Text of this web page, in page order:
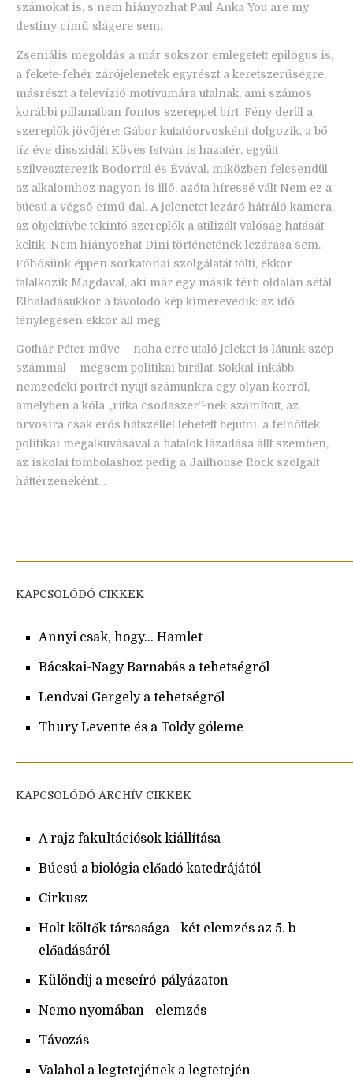
számokat is, s nem hiányozhat Paul Anka You are my
destiny című slágere sem.
Zseniális megoldás a már sokszor emlegetett epilógus is,
a fekete-fehér zárójelenetek egyrészt a keretszerűségre,
másrészt a televízió motívumára utalnak, ami számos
korábbi pillanatban fontos szereppel bírt. Fény derül a
szereplők jövőjére: Gábor kutatóorvosként dolgozik, a bő
tíz éve disszidált Köves István is hazatér, együtt
szilveszterezik Bodorral és Évával, miközben felcsendül
az alkalomhoz nagyon is illő, azóta híressé vált Nem ez a
búcsú a végső című dal. A jelenetet lezáró hátráló kamera,
az objektívbe tekintő szereplők a stilizált valóság hatását
keltik. Nem hiányozhat Dini történetének lezárása sem.
Főhősünk éppen sorkatonai szolgálatát tölti, ekkor
találkozik Magdával, aki már egy másik férfi oldalán sétál.
Elhaladásukkor a távolodó kép kimerevedik: az idő
ténylegesen ekkor áll meg.
Gothár Péter műve – noha erre utaló jeleket is látunk szép
számmal – mégsem politikai bírálat. Sokkal inkább
nemzedéki portrét nyújt számunkra egy olyan korról,
amelyben a kóla „ritka csodaszer”-nek számított, az
orvosira csak erős hátszéllel lehetett bejutni, a felnőttek
politikai megalkuvásával a fiatalok lázadása állt szemben,
az iskolai tomboláshoz pedig a Jailhouse Rock szolgált
háttérzeneként…
KAPCSOLÓDÓ CIKKEK
Annyi csak, hogy... Hamlet
Bácskai-Nagy Barnabás a tehetségről
Lendvai Gergely a tehetségről
Thury Levente és a Toldy góleme
KAPCSOLÓDÓ ARCHÍV CIKKEK
A rajz fakultációsok kiállítása
Búcsú a biológia előadó katedrájától
Cirkusz
Holt költők társasága - két elemzés az 5. b
előadásáról
Különdíj a meseíró-pályázaton
Nemo nyomában - elemzés
Távozás
Valahol a legtetejének a legtetején